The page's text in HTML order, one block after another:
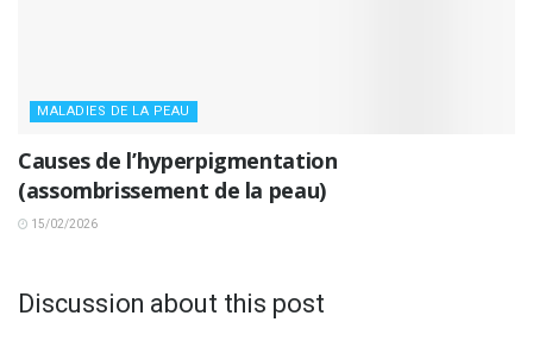
MALADIES DE LA PEAU
Causes de l’hyperpigmentation
(assombrissement de la peau)
15/02/2026
Discussion about this post